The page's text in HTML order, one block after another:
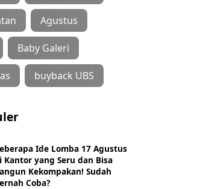
Agustus
Baby Galeri
buyback UBS
Ide Lomba 17 Agustus
Kantor yang Seru dan Bisa
Kekompakan! Sudah
Coba?